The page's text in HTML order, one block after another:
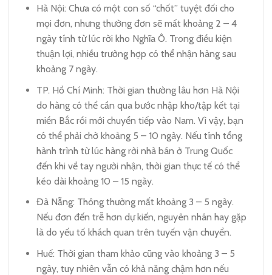
Hà Nội: Chưa có một con số “chốt” tuyệt đối cho
mọi đơn, nhưng thường đơn sẽ mất khoảng 2 – 4
ngày tính từ lúc rời kho Nghĩa Ô. Trong điều kiện
thuận lợi, nhiều trường hợp có thể nhận hàng sau
khoảng 7 ngày.
TP. Hồ Chí Minh: Thời gian thường lâu hơn Hà Nội
do hàng có thể cần qua bước nhập kho/tập kết tại
miền Bắc rồi mới chuyển tiếp vào Nam. Vì vậy, bạn
có thể phải chờ khoảng 5 – 10 ngày. Nếu tính tổng
hành trình từ lúc hàng rời nhà bán ở Trung Quốc
đến khi về tay người nhận, thời gian thực tế có thể
kéo dài khoảng 10 – 15 ngày.
Đà Nẵng: Thông thường mất khoảng 3 – 5 ngày.
Nếu đơn đến trễ hơn dự kiến, nguyên nhân hay gặp
là do yếu tố khách quan trên tuyến vận chuyển.
Huế: Thời gian tham khảo cũng vào khoảng 3 – 5
ngày, tuy nhiên vẫn có khả năng chậm hơn nếu